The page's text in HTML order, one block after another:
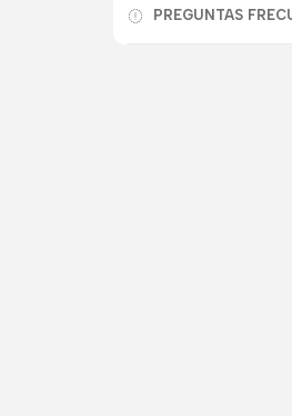
PREGUNTAS